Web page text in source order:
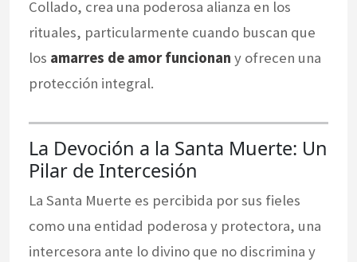
Collado, crea una poderosa alianza en los
rituales, particularmente cuando buscan que
los amarres de amor funcionan y ofrecen una
protección integral.
La Devoción a la Santa Muerte: Un
Pilar de Intercesión
La Santa Muerte es percibida por sus fieles
como una entidad poderosa y protectora, una
intercesora ante lo divino que no discrimina y